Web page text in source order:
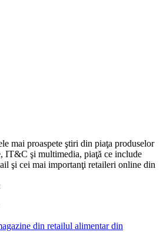
mai proaspete ştiri din piaţa produselor
IT&C şi multimedia, piaţă ce include
şi cei mai importanţi retaileri online din
din retailul alimentar din